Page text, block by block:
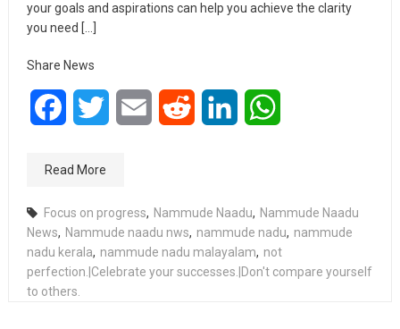
your goals and aspirations can help you achieve the clarity
you need […]
Share News
FacebookTwitter Email Reddit LinkedIn
Read More
Focus on progress, Nammude Naadu, Nammude Naadu
News, Nammude naadu nws, nammude nadu, nammude
nadu kerala, nammude nadu malayalam, not
perfection.|Celebrate your successes.|Don't compare yourself
to others.